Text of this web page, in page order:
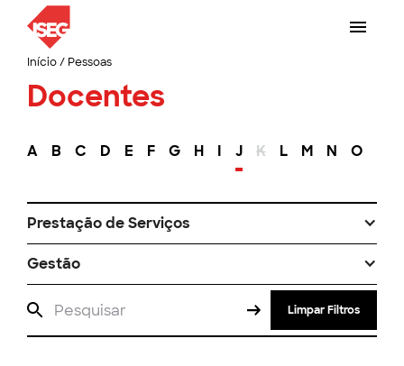
Início/ Pessoas
Docentes
A B C D E F G H I J K L M N O
Prestação de Serviços
Gestão
Limpar Filtros